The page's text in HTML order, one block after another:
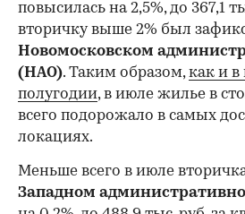
повысилась на 2,5%, до 367,1
вторичку выше 2% был
Новомосковском
(НАО). Таким образом,как и в
полугодии, в июле жилье в
всего подорожало в самых
локациях.
Меньше всего в июле
Западном